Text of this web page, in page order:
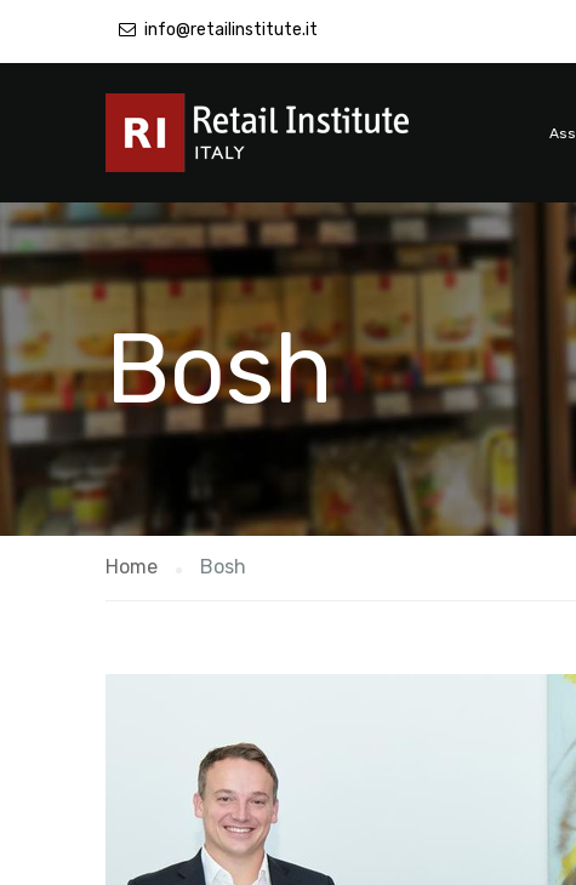
info@retailinstitute.it
Bosh
Home Bosh